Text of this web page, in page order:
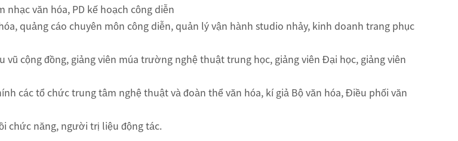
văn hóa, PD kế hoạch công diễn
quảng cáo chuyên môn công diễn, quản lý vận hành studio nhảy, kinh doanh trang phục
cộng đồng, giảng viên múa trường nghệ thuật trung học, giảng viên Đại học, giảng viên
các tổ chức trung tâm nghệ thuật và đoàn thể văn hóa, kí giả Bộ văn hóa, Điều phối văn
chức năng, người trị liệu động tác.